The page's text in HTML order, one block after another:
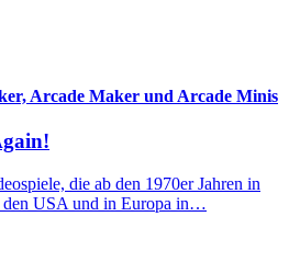
Arcade Maker und Arcade Minis
die ab den 1970er Jahren in
den USA und in Europa in…